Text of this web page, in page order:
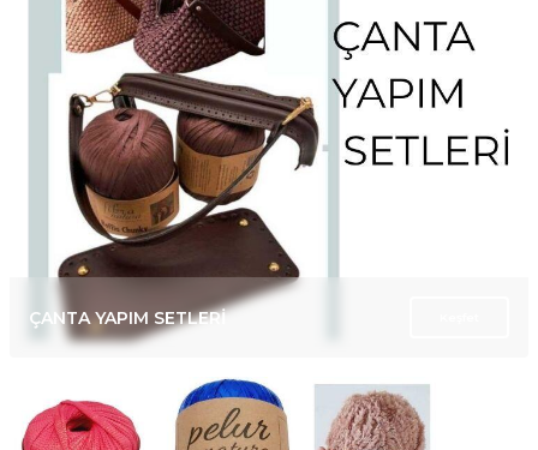
ÇANTA YAPIM SETLERİ